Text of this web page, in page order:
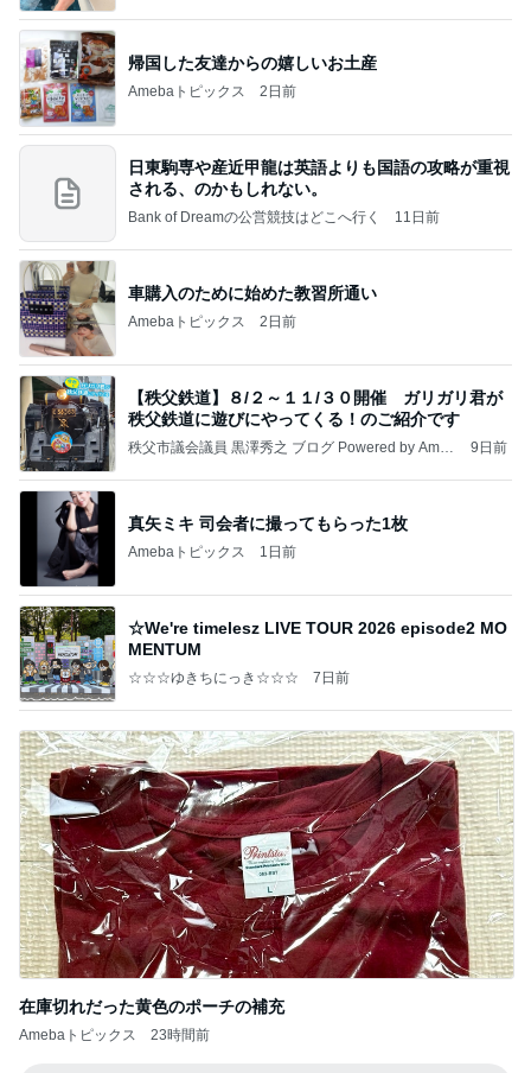
帰国した友達からの嬉しいお土産
Amebaトピックス 2日前
日東駒専や産近甲龍は英語よりも国語の攻略が重視
される、のかもしれない。
Bank of Dreamの公営競技はどこへ行く 11日前
車購入のために始めた教習所通い
Amebaトピックス 2日前
【秩父鉄道】８/２～１１/３０開催 ガリガリ君が
秩父鉄道に遊びにやってくる！のご紹介です
秩父市議会議員 黒澤秀之 ブログ Powered by Ameb
9日前
真矢ミキ 司会者に撮ってもらった1枚
Amebaトピックス 1日前
☆We're timelesz LIVE TOUR 2026 episode2 MO
MENTUM
☆☆☆ゆきちにっき☆☆☆ 7日前
在庫切れだった黄色のポーチの補充
Amebaトピックス 23時間前